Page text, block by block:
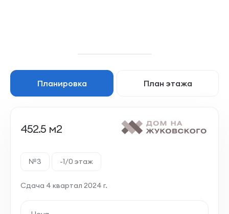
Планировка План этажа
452.5 м2
№3 -1/0 этаж
Сдача 4 квартал 2024 г.